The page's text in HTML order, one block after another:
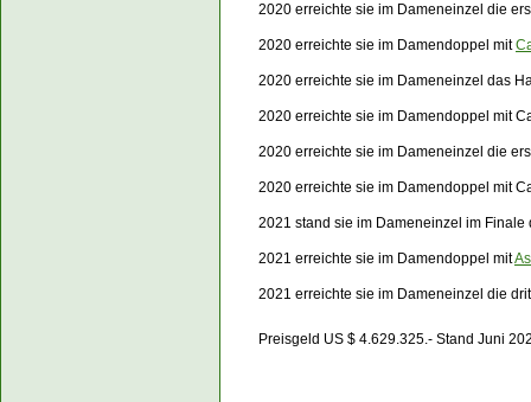
2020 erreichte sie im Dameneinzel die
2020 erreichte sie im Damendoppel mit
2020 erreichte sie im Dameneinzel das
2020 erreichte sie im Damendoppel mit
2020 erreichte sie im Dameneinzel die
2020 erreichte sie im Damendoppel mit
2021 stand sie im Dameneinzel im
2021 erreichte sie im Damendoppel mit
2021 erreichte sie im Dameneinzel die
Preisgeld US $ 4.629.325.- Stand Juni